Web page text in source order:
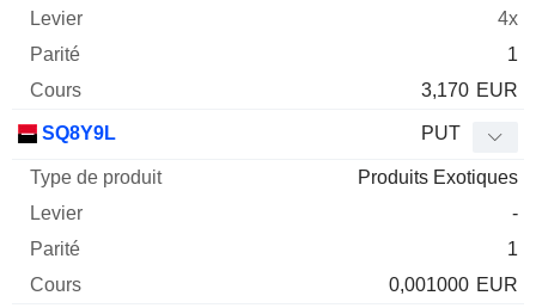
4x
1
3,170 EUR
SQ8Y9L PUT
Produits Exotiques
-
1
0,001000 EUR